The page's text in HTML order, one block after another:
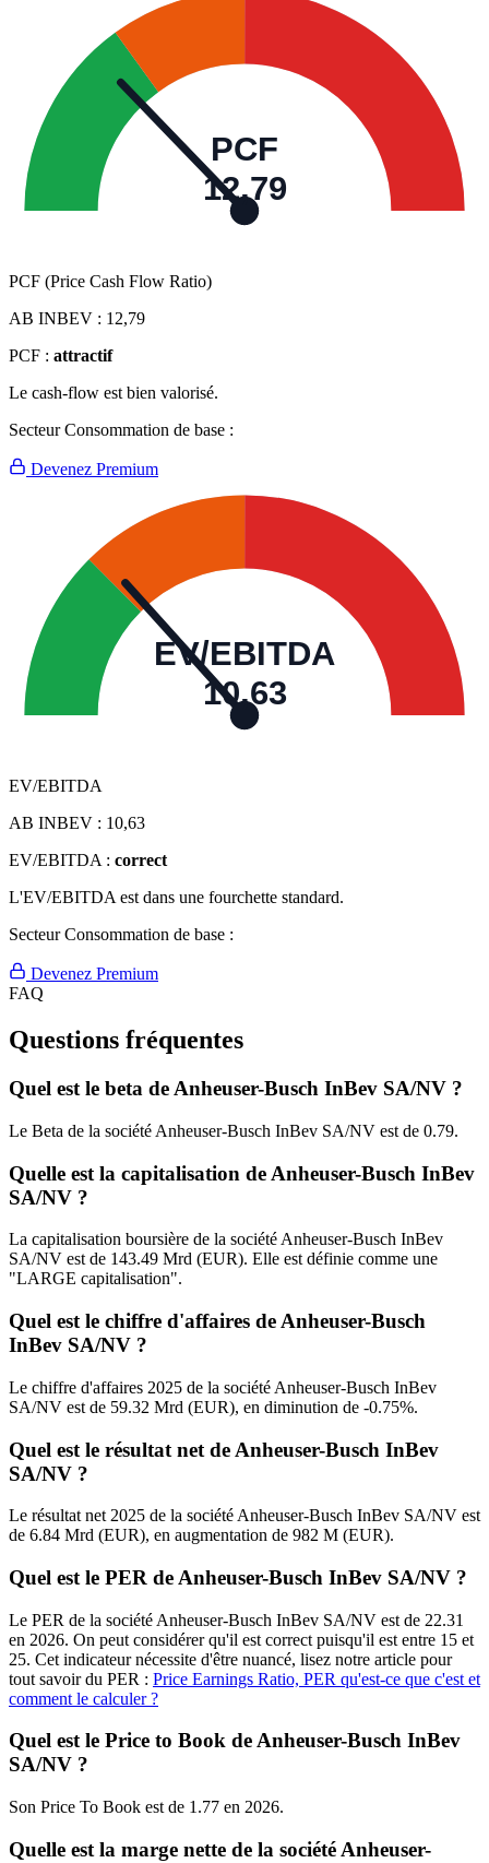
PCF
12,79
PCF (Price Cash Flow Ratio)
AB INBEV : 12,79
PCF : attractif
Le cash-flow est bien valorisé.
Secteur Consommation de base :
Devenez Premium
EV/EBITDA
10,63
EV/EBITDA
AB INBEV : 10,63
EV/EBITDA : correct
L'EV/EBITDA est dans une fourchette standard.
Secteur Consommation de base :
Devenez Premium
FAQ
Questions fréquentes
Quel est le beta de Anheuser-Busch InBev SA/NV ?
Le Beta de la société Anheuser-Busch InBev SA/NV est de 0.79.
Quelle est la capitalisation de Anheuser-Busch InBev
SA/NV ?
La capitalisation boursière de la société Anheuser-Busch InBev
SA/NV est de 143.49 Mrd (EUR). Elle est définie comme une
"LARGE capitalisation".
Quel est le chiffre d'affaires de Anheuser-Busch
InBev SA/NV ?
Le chiffre d'affaires 2025 de la société Anheuser-Busch InBev
SA/NV est de 59.32 Mrd (EUR), en diminution de -0.75%.
Quel est le résultat net de Anheuser-Busch InBev
SA/NV ?
Le résultat net 2025 de la société Anheuser-Busch InBev SA/NV est
de 6.84 Mrd (EUR), en augmentation de 982 M (EUR).
Quel est le PER de Anheuser-Busch InBev SA/NV ?
Le PER de la société Anheuser-Busch InBev SA/NV est de 22.31
en 2026. On peut considérer qu'il est correct puisqu'il est entre 15 et
25. Cet indicateur nécessite d'être nuancé, lisez notre article pour
tout savoir du PER : Price Earnings Ratio, PER qu'est-ce que c'est et
comment le calculer ?
Quel est le Price to Book de Anheuser-Busch InBev
SA/NV ?
Son Price To Book est de 1.77 en 2026.
Quelle est la marge nette de la société Anheuser-